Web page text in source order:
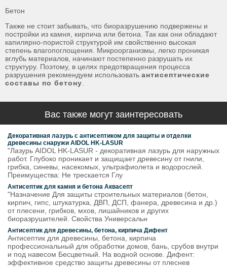
Бетон
Также не стоит забывать, что биоразрушению подвержены и
постройки из камня, кирпича или бетона. Так как они обладают
капилярно-пористой структурой им свойственно высокая
степень влагопоглощения. Микроорганизмы, легко проникая
вглубь материалов, начинают постепенно разрушать их
структуру. Поэтому, в целях предотвращения процесса
разрушения рекомендуем использовать антисептические
составы по бетону
Вас также могут заинтересовать
Декоративная лазурь с антисептиком для защиты и отделки
древесины снаружи AIDOL HK-LASUR
"Лазурь AIDOL HK-LASUR - декоративная лазурь для наружных
работ. Глубоко проникает и защищает древесину от гнили,
грибка, синевы, насекомых, ультрафиолета и водорослей.
Преимущества: Не трескается Глу
Антисептик для камня и бетона Аквасепт
"Назначение Для защиты строительных материалов (бетон,
кирпич, гипс, штукатурка, ДВП, ДСП, фанера, древесина и др.)
от плесени, грибков, мхов, лишайников и других
биоразрушителей. Свойства Универсальн
Антисептик для древесины, бетона, кирпича Дифент
Антисептик для древесины, бетона, кирпича
профессиональный для обработки домов, бань, срубов внутри
и под навесом Бесцветный. На водной основе. Дифент:
эффективное средство защиты древесины от плеснев